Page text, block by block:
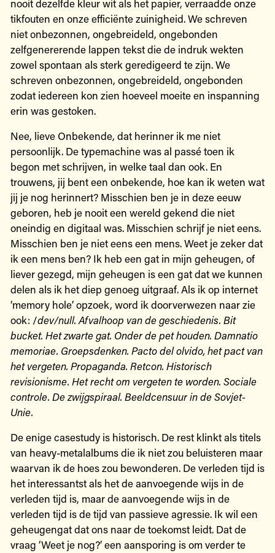
nooit dezelfde kleur wit als het papier, verraadde onze
tikfouten en onze efficiënte zuinigheid. We schreven
niet onbezonnen, ongebreideld, ongebonden
zelfgenererende lappen tekst die de indruk wekten
zowel spontaan als sterk geredigeerd te zijn. We
schreven onbezonnen, ongebreideld, ongebonden
zodat iedereen kon zien hoeveel moeite en inspanning
erin was gestoken.
Nee, lieve Onbekende, dat herinner ik me niet
persoonlijk. De typemachine was al passé toen ik
begon met schrijven, in welke taal dan ook. En
trouwens, jij bent een onbekende, hoe kan ik weten wat
jij je nog herinnert? Misschien ben je in deze eeuw
geboren, heb je nooit een wereld gekend die niet
oneindig en digitaal was. Misschien schrijf je niet eens.
Misschien ben je niet eens een mens. Weet je zeker dat
ik een mens ben? Ik heb een gat in mijn geheugen, of
liever gezegd, mijn geheugen is een gat dat we kunnen
delen als ik het diep genoeg uitgraaf. Als ik op internet
‘memory hole’ opzoek, word ik doorverwezen naar zie
ook: /dev/null. Afvalhoop van de geschiedenis. Bit
bucket. Het zwarte gat. Onder de pet houden. Damnatio
memoriae. Groepsdenken. Pacto del olvido, het pact van
het vergeten. Propaganda. Retcon. Historisch
revisionisme. Het recht om vergeten te worden. Sociale
controle. De zwijgspiraal. Beeldcensuur in de Sovjet-
Unie.
De enige casestudy is historisch. De rest klinkt als titels
van heavy-metalalbums die ik niet zou beluisteren maar
waarvan ik de hoes zou bewonderen. De verleden tijd is
het interessantst als het de aanvoegende wijs in de
verleden tijd is, maar de aanvoegende wijs in de
verleden tijd is de tijd van passieve agressie. Ik wil een
geheugengat dat ons naar de toekomst leidt. Dat de
vraag ‘Weet je nog?’ een aansporing is om verder te